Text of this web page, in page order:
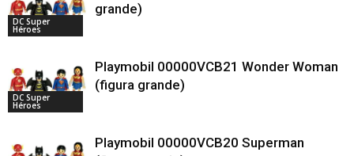
DC Super
Héroes
grande)
DC Super
Héroes
Playmobil 00000VCB21 Wonder Woman
(figura grande)
Playmobil 00000VCB20 Superman